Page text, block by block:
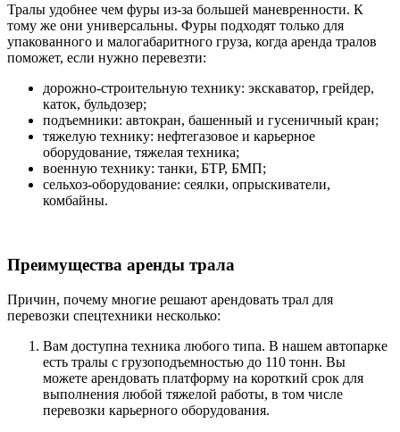
Тралы удобнее чем фуры из-за большей маневренности. К
тому же они универсальны. Фуры подходят только для
упакованного и малогабаритного груза, когда аренда тралов
поможет, если нужно перевезти:
дорожно-строительную технику: экскаватор, грейдер,
каток, бульдозер;
подъемники: автокран, башенный и гусеничный кран;
тяжелую технику: нефтегазовое и карьерное
оборудование, тяжелая техника;
военную технику: танки, БТР, БМП;
сельхоз-оборудование: сеялки, опрыскиватели,
комбайны.
Преимущества аренды трала
Причин, почему многие решают арендовать трал для
перевозки спецтехники несколько:
Вам доступна техника любого типа. В нашем автопарке
есть тралы с грузоподъемностью до 110 тонн. Вы
можете арендовать платформу на короткий срок для
выполнения любой тяжелой работы, в том числе
перевозки карьерного оборудования.